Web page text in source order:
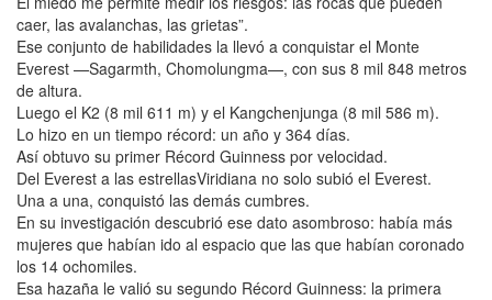
caer, las avalanchas, las grietas”.
Ese conjunto de habilidades la llevó a conquistar el Monte
Everest —Sagarmth, Chomolungma—, con sus 8 mil 848 metros
de altura.
Luego el K2 (8 mil 611 m) y el Kangchenjunga (8 mil 586 m).
Lo hizo en un tiempo récord: un año y 364 días.
Así obtuvo su primer Récord Guinness por velocidad.
Del Everest a las estrellasViridiana no solo subió el Everest.
Una a una, conquistó las demás cumbres.
En su investigación descubrió ese dato asombroso: había más
mujeres que habían ido al espacio que las que habían coronado
los 14 ochomiles.
Esa hazaña le valió su segundo Récord Guinness: la primera